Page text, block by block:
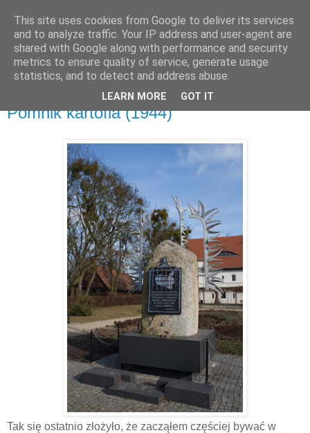
piątek, 23 lutego 2018
Pomnik kartofla (1944)
Tak się ostatnio złożyło, że zacząłem częściej bywać w
This site uses cookies from Google to deliver its services
and to analyze traffic. Your IP address and user-agent are
shared with Google along with performance and security
metrics to ensure quality of service, generate usage
statistics, and to detect and address abuse.
LEARN MORE GOT IT